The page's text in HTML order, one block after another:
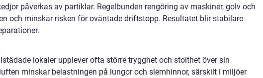
påverkas av partiklar. Regelbunden rengöring av maskiner, golv och
och minskar risken för oväntade driftstopp. Resultatet blir stabilare
lokaler upplever ofta större trygghet och stolthet över sin
minskar belastningen på lungor och slemhinnor, särskilt i miljöer